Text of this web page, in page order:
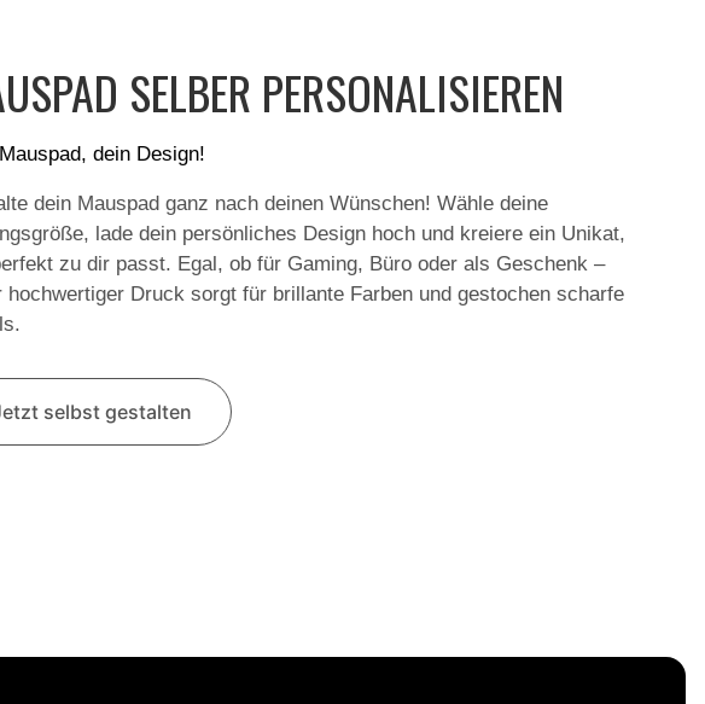
SELBER PERSONALISIEREN
dein Design!
dein Mauspad ganz nach deinen Wünschen! Wähle deine
lade dein persönliches Design hoch und kreiere ein Unikat,
zu dir passt. Egal, ob für Gaming, Büro oder als Geschenk –
hochwertiger Druck sorgt für brillante Farben und gestochen scharfe
selbst gestalten